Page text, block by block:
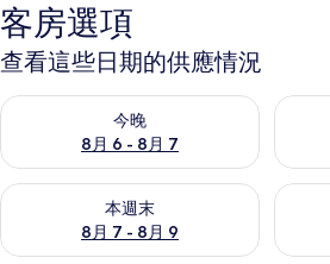
客房選項
查看這些日期的供應情況
今晚
8月 6 - 8月 7
查看今晚 (8月 6 - 8月 7) 的供應情況查看
本週末
8月 7 - 8月 9
查看本週末 (8月 7 - 8月 9) 的供應情況
查看